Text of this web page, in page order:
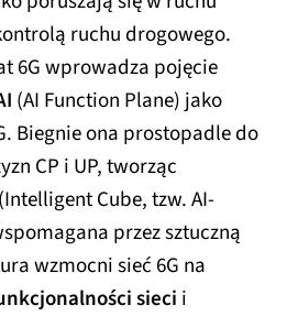
ruchu drogowego.
6G wprowadza pojęcie
(AI Function Plane) jako
Biegnie ona prostopadle do
CP i UP, tworząc
(Intelligent Cube, tzw. AI-
przez sztuczną
wzmocni sieć 6G na
sieci i